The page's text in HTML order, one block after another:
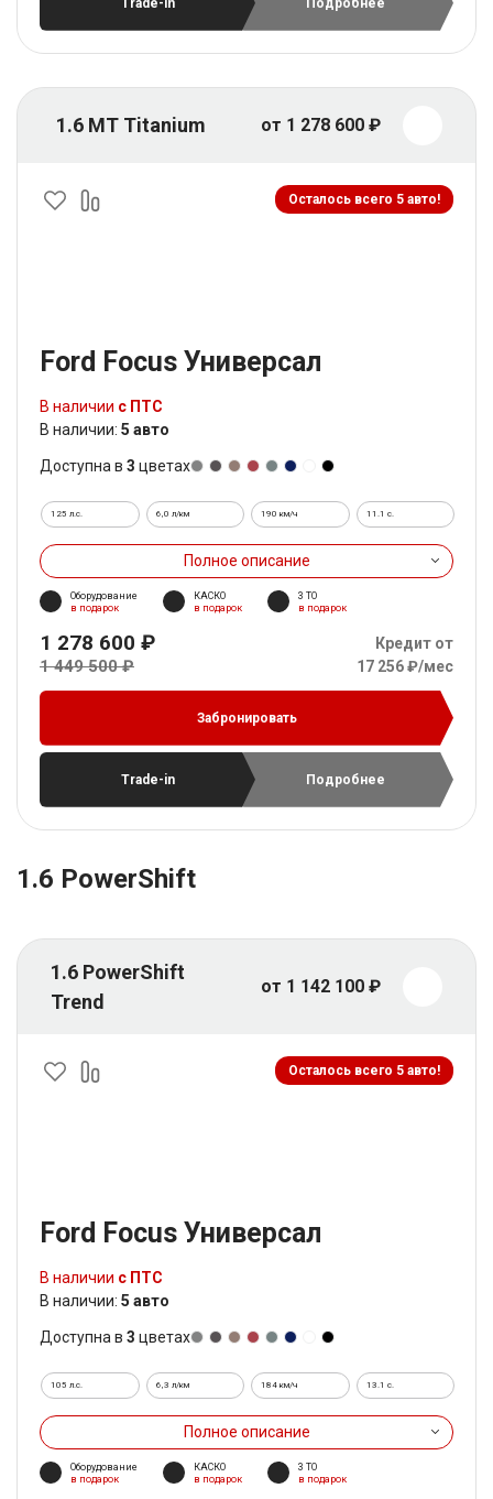
1.6 MT Titanium от 1 278 600 ₽
Осталось всего 5 авто!
Ford Focus Универсал
В наличии с ПТС
В наличии: 5 авто
Доступна в 3 цветах
125 л.с. 6,0 л/км 190 км/ч 11.1 c.
Полное описание
Оборудование
в подарок
КАСКО
в подарок
3 ТО
в подарок
1 278 600 ₽
1 449 500 ₽
Кредит от
17 256 ₽/мес
Забронировать
Trade-in Подробнее
1.6 PowerShift
1.6 PowerShift
Trend
от 1 142 100 ₽
Осталось всего 5 авто!
Ford Focus Универсал
В наличии с ПТС
В наличии: 5 авто
Доступна в 3 цветах
105 л.с. 6,3 л/км 184 км/ч 13.1 c.
Полное описание
Оборудование
в подарок
КАСКО
в подарок
3 ТО
в подарок